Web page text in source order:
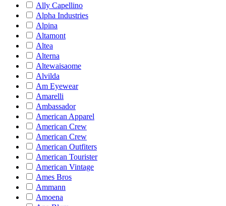
Ally Capellino
Alpha Industries
Alpina
Altamont
Altea
Alterna
Altewaisaome
Alvilda
Am Eyewear
Amarelli
Ambassador
American Apparel
American Crew
American Crew
American Outfiters
American Tourister
American Vintage
Ames Bros
Ammann
Amoena